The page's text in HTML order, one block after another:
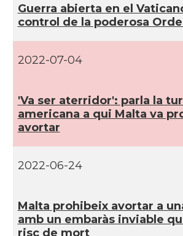
Guerra abierta en el
control de la poderosa
2022-07-04
'Va ser aterridor': parla la
americana a qui Malta va
avortar
2022-06-24
Malta prohibeix avortar a
amb un embaràs inviable
risc de mort